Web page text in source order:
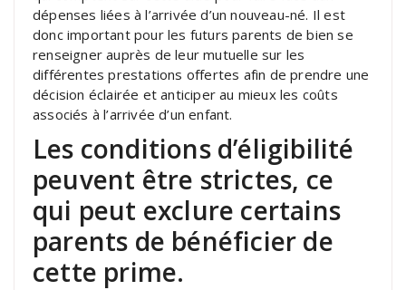
dépenses liées à l’arrivée d’un nouveau-né. Il est
donc important pour les futurs parents de bien se
renseigner auprès de leur mutuelle sur les
différentes prestations offertes afin de prendre une
décision éclairée et anticiper au mieux les coûts
associés à l’arrivée d’un enfant.
Les conditions d’éligibilité
peuvent être strictes, ce
qui peut exclure certains
parents de bénéficier de
cette prime.